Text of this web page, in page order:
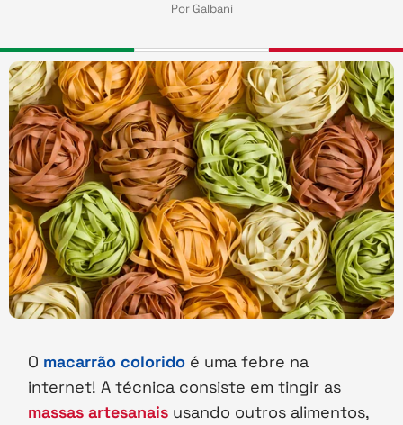
Por Galbani
O macarrão colorido é uma febre na
internet! A técnica consiste em tingir as
massas artesanais usando outros alimentos,